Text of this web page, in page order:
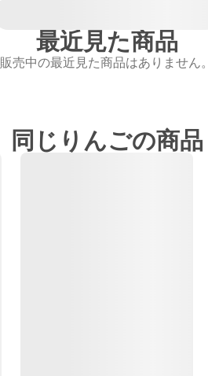
最近見た商品
販売中の最近見た商品はありません。
同じりんごの商品